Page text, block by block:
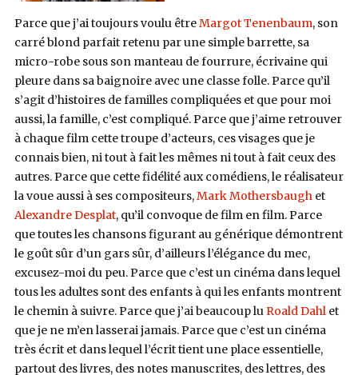
Parce que j’ai toujours voulu êtreMargot Tenenbaum, son
carré blond parfait retenu par une simple barrette, sa
micro-robe sous son manteau de fourrure, écrivaine qui
pleure dans sa baignoire avec une classe folle. Parce qu’il
s’agit d’histoires de familles compliquées et que pour moi
aussi, la famille, c’est compliqué. Parce que j’aime retrouver
à chaque film cette troupe d’acteurs, ces visages que je
connais bien, ni tout à fait les mêmes ni tout à fait ceux des
autres. Parce que cette fidélité aux comédiens, le réalisateur
la voue aussi à ses compositeurs,Mark Mothersbaughet
Alexandre Desplat, qu’il convoque de film en film. Parce
que toutes les chansons figurant au générique démontrent
le goût sûr d’un gars sûr, d’ailleurs l’élégance du mec,
excusez-moi du peu. Parce que c’est un cinéma dans lequel
tous les adultes sont des enfants à qui les enfants montrent
le chemin à suivre. Parce que j’ai beaucoup luRoald Dahlet
que je ne m’en lasserai jamais. Parce que c’est un cinéma
très écrit et dans lequel l’écrit tient une place essentielle,
partout des livres, des notes manuscrites, des lettres, des